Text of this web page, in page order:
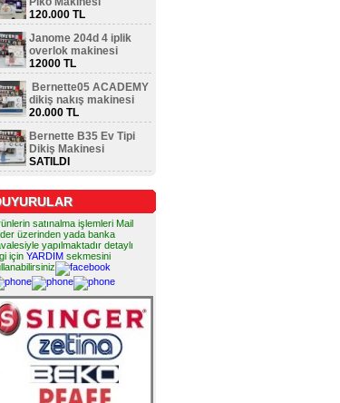
120.000 TL
Janome 204d 4 iplik
overlok makinesi
12000 TL
Bernette05 ACADEMY
dikiş nakış makinesi
20.000 TL
Bernette B35 Ev Tipi
Dikiş Makinesi
SATILDI
satınalma işlemleri Mail
üzerinden yada banka
yapılmaktadır detaylı
için YARDIM sekmesini